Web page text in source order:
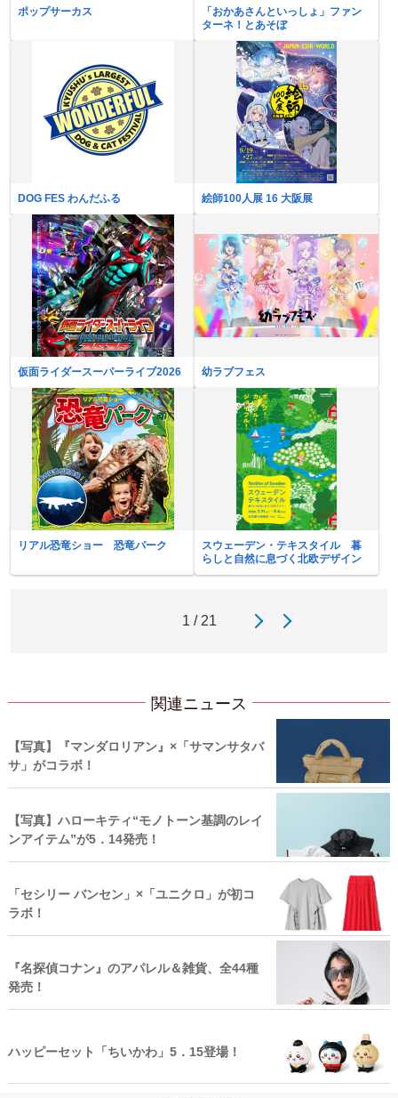
ポップサーカス
「おかあさんといっしょ」ファン
ターネ！とあそぼ
DOG FES わんだふる 絵師100人展 16 大阪展
仮面ライダースーパーライブ2026 幼ラブフェス
リアル恐竜ショー 恐竜パーク
スウェーデン・テキスタイル 暮
らしと自然に息づく北欧デザイン
1 / 21
関連ニュース
【写真】『マンダロリアン』×「サマンサタバ
サ」がコラボ！
【写真】ハローキティ“モノトーン基調のレイ
ンアイテム”が5．14発売！
「セシリー バンセン」×「ユニクロ」が初コ
ラボ！
『名探偵コナン』のアパレル＆雑貨、全44種
発売！
ハッピーセット「ちいかわ」5．15登場！